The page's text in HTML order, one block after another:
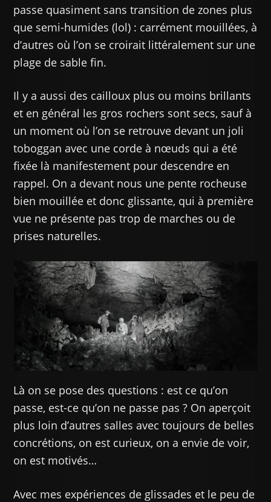
passe quasiment sans transition de zones plus
que semi-humides (lol) : carrément mouillées, à
d’autres où l’on se croirait littéralement sur une
plage de sable fin.
Il y a aussi des cailloux plus ou moins brillants
et en général les gros rochers sont secs, sauf à
un moment où l’on se retrouve devant un joli
toboggan avec une corde à nœuds qui a été
fixée là manifestement pour descendre en
rappel. On a devant nous une pente rocheuse
bien mouillée et donc glissante, qui à première
vue ne présente pas trop de marches ou de
prises naturelles.
Là on se pose des questions : est ce qu’on
passe, est-ce qu’on ne passe pas ? On aperçoit
plus loin d’autres salles avec toujours de belles
concrétions, on est curieux, on a envie de voir,
on est motivés…
Avec mes expériences de glissades et le peu de